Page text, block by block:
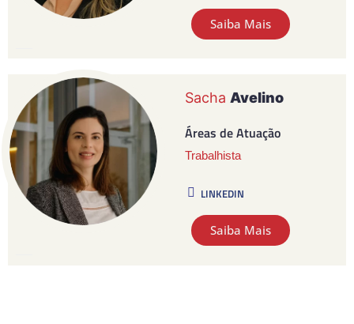
Saiba Mais
Sacha Avelino
Áreas de Atuação
Trabalhista
LINKEDIN
Saiba Mais